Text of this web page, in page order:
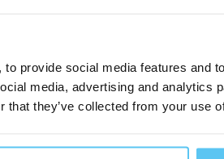
provide social media features and
media, advertising and analytics
that they’ve collected from your use